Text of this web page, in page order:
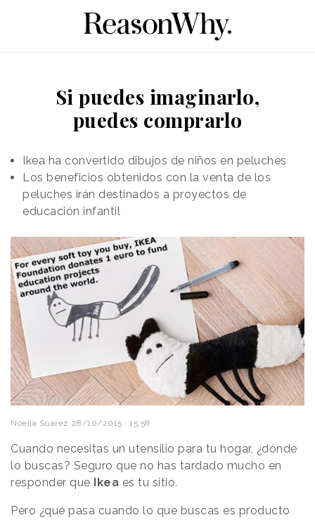
Si puedes imaginarlo,
puedes comprarlo
Ikea ha convertido dibujos de niños en peluches
Los beneficios obtenidos con la venta de los
peluches irán destinados a proyectos de
educación infantil
Noelia Suárez 28/10/2015 · 15:58
Cuando necesitas un utensilio para tu hogar, ¿dónde
lo buscas? Seguro que no has tardado mucho en
responder que
Ikea es tu sitio.
Pero ¿qué pasa cuando lo que buscas es producto